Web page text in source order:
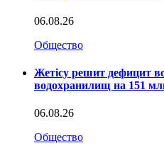
06.08.26
Общество
Жетісу решит дефицит
водохранилищ на 151
06.08.26
Общество